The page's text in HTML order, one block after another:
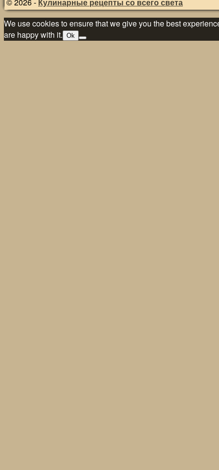
© 2026 - Кулинарные рецепты со всего света
We use cookies to ensure that we give you the best
are happy with it. Ok